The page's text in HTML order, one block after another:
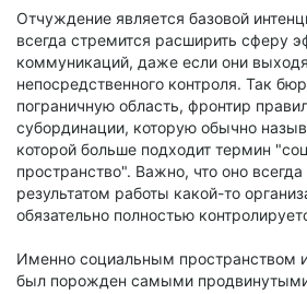
Отчуждение является базовой
всегда стремится расширить сферу
коммуникаций, даже если они
непосредственного контроля. Так
пограничную область, фронтир
субординации, которую обычно
которой больше подходит термин
пространство". Важно, что оно всегда
результатом работы какой-то
обязательно полностью
Именно социальным пространством
был порожден самыми